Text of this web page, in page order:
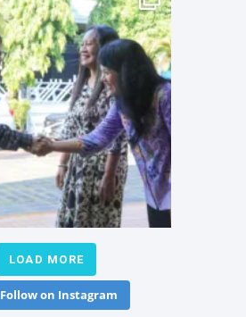
LOAD MORE
Follow on Instagram